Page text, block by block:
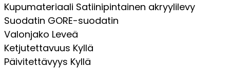
Kupumateriaali Satiinipintainen akryylilevy
Suodatin GORE-suodatin
Valonjako Leveä
Ketjutettavuus Kyllä
Päivitettävyys Kyllä